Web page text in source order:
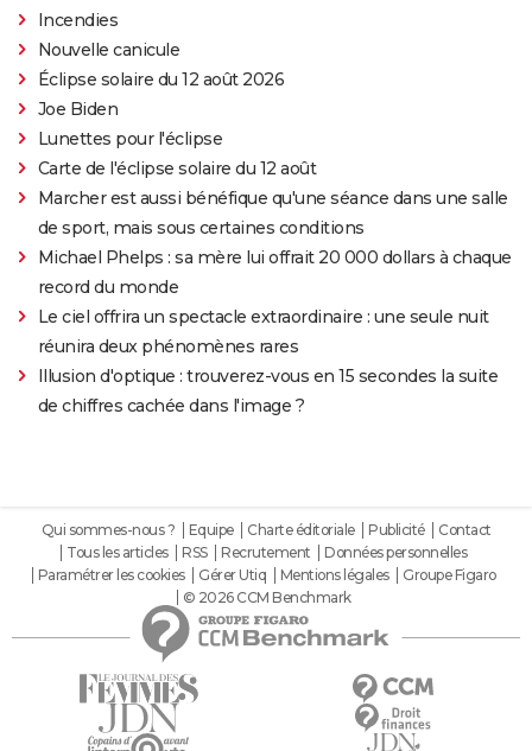
Incendies
Nouvelle canicule
Éclipse solaire du 12 août 2026
Joe Biden
Lunettes pour l'éclipse
Carte de l'éclipse solaire du 12 août
Marcher est aussi bénéfique qu'une séance dans une salle
de sport, mais sous certaines conditions
Michael Phelps : sa mère lui offrait 20 000 dollars à chaque
record du monde
Le ciel offrira un spectacle extraordinaire : une seule nuit
réunira deux phénomènes rares
Illusion d'optique : trouverez-vous en 15 secondes la suite
de chiffres cachée dans l'image ?
Qui sommes-nous ? Equipe Charte éditoriale Publicité
Contact
Tous les articles
RSS Recrutement
Données personnelles
Paramétrer les cookies
Gérer Utiq Mentions légales
Groupe Figaro
© 2026 CCM Benchmark